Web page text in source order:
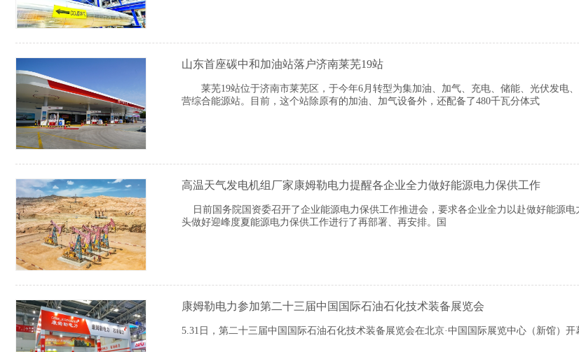
山东首座碳中和加油站落户济南莱芜19站
莱芜19站位于济南市莱芜区，于今年6月转型为集加油、加气、充电、储能、光伏发电
营综合能源站。目前，这个站除原有的加油、加气设备外，还配备了480千瓦分体式
高温天气发电机组厂家康姆勒电力提醒各企业全力做好能源电力保供工作
日前国务院国资委召开了企业能源电力保供工作推进会，要求各企业全力以赴做好能
头做好迎峰度夏能源电力保供工作进行了再部署、再安排。国
康姆勒电力参加第二十三届中国国际石油石化技术装备展览会
5.31日，第二十三届中国国际石油石化技术装备展览会在北京·中国国际展览中心（新馆）